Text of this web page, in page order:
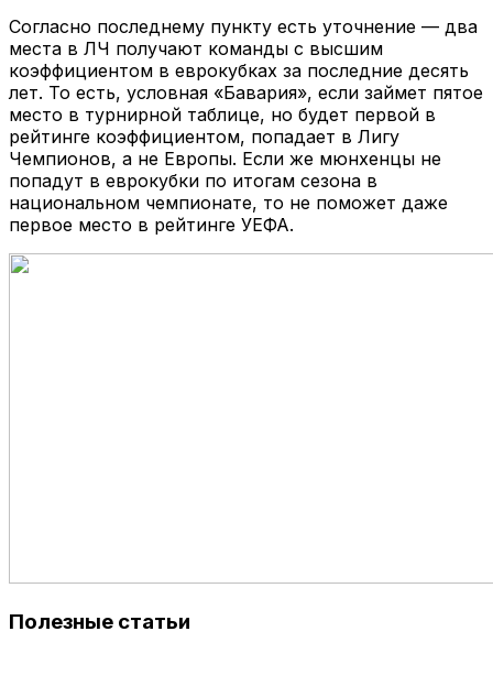
Согласно последнему пункту есть уточнение — два
места в ЛЧ получают команды с высшим
коэффициентом в еврокубках за последние десять
лет. То есть, условная «Бавария», если займет пятое
место в турнирной таблице, но будет первой в
рейтинге коэффициентом, попадает в Лигу
Чемпионов, а не Европы. Если же мюнхенцы не
попадут в еврокубки по итогам сезона в
национальном чемпионате, то не поможет даже
первое место в рейтинге УЕФА.
Полезные статьи